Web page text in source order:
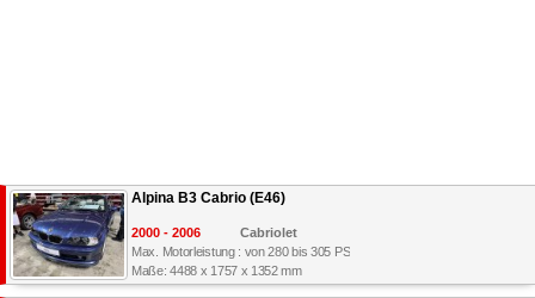
Alpina B3 Cabrio (E46)
2000 - 2006
Cabriolet
Max. Motorleistung : von 280 bis 305 PS
Maße: 4488 x 1757 x 1352 mm